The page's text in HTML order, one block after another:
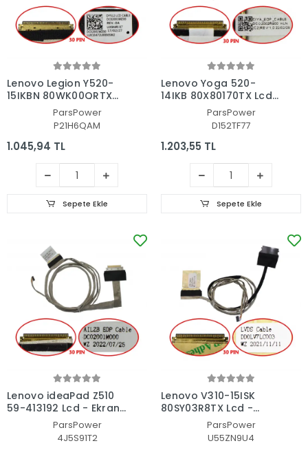
Lenovo Legion Y520-
15IKBN 80WK00QRTX
Lcd - Ekran Data Flex
ParsPower
P21H6QAM
1.045,94 TL
Sepete Ekle
Lenovo Yoga 520-
14IKB 80X80170TX Lcd
- Ekran Data Flex
ParsPower
D152TF77
1.203,55 TL
Sepete Ekle
Lenovo ideaPad Z510
59-413192 Lcd - Ekran
Data Flex Kablo
ParsPower
4J5S91T2
Lenovo V310-15ISK
80SY03R8TX Lcd -
Ekran Data Flex Kablo
ParsPower
U55ZN9U4